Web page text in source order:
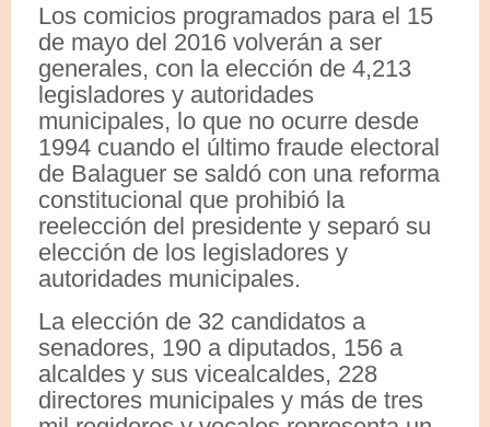
Los comicios programados para el 15
de mayo del 2016 volverán a ser
generales, con la elección de 4,213
legisladores y autoridades
municipales, lo que no ocurre desde
1994 cuando el último fraude electoral
de Balaguer se saldó con una reforma
constitucional que prohibió la
reelección del presidente y separó su
elección de los legisladores y
autoridades municipales.
La elección de 32 candidatos a
senadores, 190 a diputados, 156 a
alcaldes y sus vicealcaldes, 228
directores municipales y más de tres